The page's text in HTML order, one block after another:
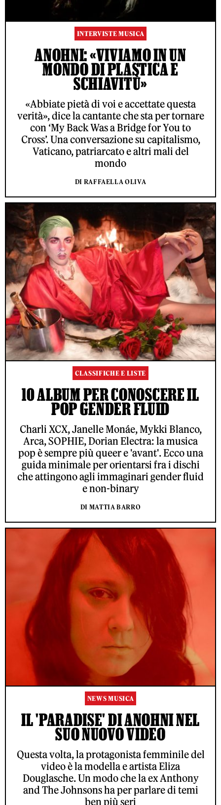
INTERVISTE MUSICA
ANOHNI: «VIVIAMO IN UN
MONDO DI PLASTICA E
SCHIAVITÙ»
«Abbiate pietà di voi e accettate questa
verità», dice la cantante che sta per tornare
con ‘My Back Was a Bridge for You to
Cross’. Una conversazione su capitalismo,
Vaticano, patriarcato e altri mali del
mondo
DI RAFFAELLA OLIVA
CLASSIFICHE E LISTE
10 ALBUM PER CONOSCERE IL
POP GENDER FLUID
Charli XCX, Janelle Monáe, Mykki Blanco,
Arca, SOPHIE, Dorian Electra: la musica
pop è sempre più queer e 'avant'. Ecco una
guida minimale per orientarsi fra i dischi
che attingono agli immaginari gender fluid
e non-binary
DI MATTIA BARRO
NEWS MUSICA
IL 'PARADISE' DI ANOHNI NEL
SUO NUOVO VIDEO
Questa volta, la protagonista femminile del
video è la modella e artista Eliza
Douglasche. Un modo che la ex Anthony
and The Johnsons ha per parlare di temi
ben più seri